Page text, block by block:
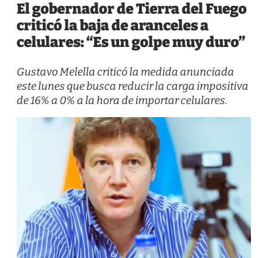
El gobernador de Tierra del Fuego
criticó la baja de aranceles a
celulares: “Es un golpe muy duro”
Gustavo Melella criticó la medida anunciada
este lunes que busca reducir la carga impositiva
de 16% a 0% a la hora de importar celulares.